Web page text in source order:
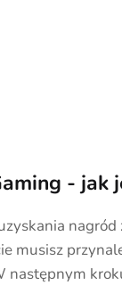
- jak
nagród
musisz
następnym